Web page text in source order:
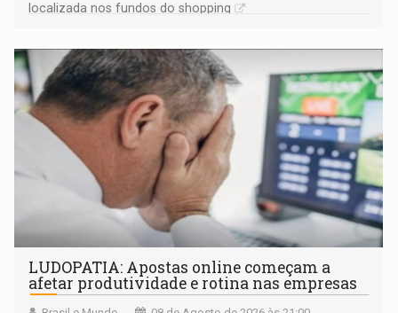
localizada nos fundos do shopping
LUDOPATIA: Apostas online começam a
afetar produtividade e rotina nas empresas